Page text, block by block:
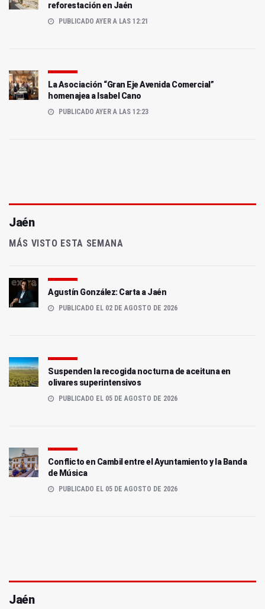
reforestación en Jaén
PUBLICADO AYER A LAS 12:21
La Asociación “Gran Eje Avenida Comercial”
homenajea a Isabel Cano
PUBLICADO AYER A LAS 12:23
Jaén
MÁS VISTO ESTA SEMANA
Agustín González: Carta a Jaén
PUBLICADO EL 02 DE AGOSTO DE 2026
Suspenden la recogida nocturna de aceituna en
olivares superintensivos
PUBLICADO EL 05 DE AGOSTO DE 2026
Conflicto en Cambil entre el Ayuntamiento y la Banda
de Música
PUBLICADO EL 05 DE AGOSTO DE 2026
Jaén